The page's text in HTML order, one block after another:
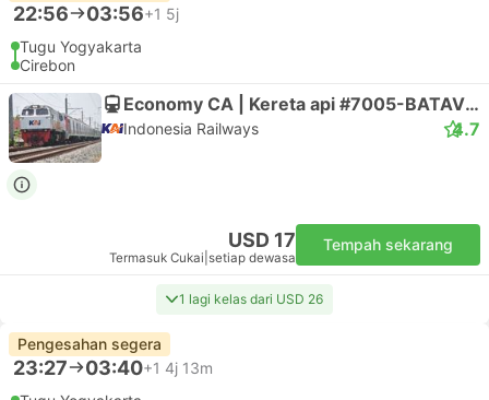
22:56 03:56+1 5j
Tugu Yogyakarta
Cirebon
Economy CA | Kereta api #7005-BATAVIA
Indonesia Railways 4.7
USD 17
Termasuk Cukai setiap dewasa
Tempah sekarang
1 lagi kelas dari USD 26
Pengesahan segera
23:27 03:40+1 4j 13m